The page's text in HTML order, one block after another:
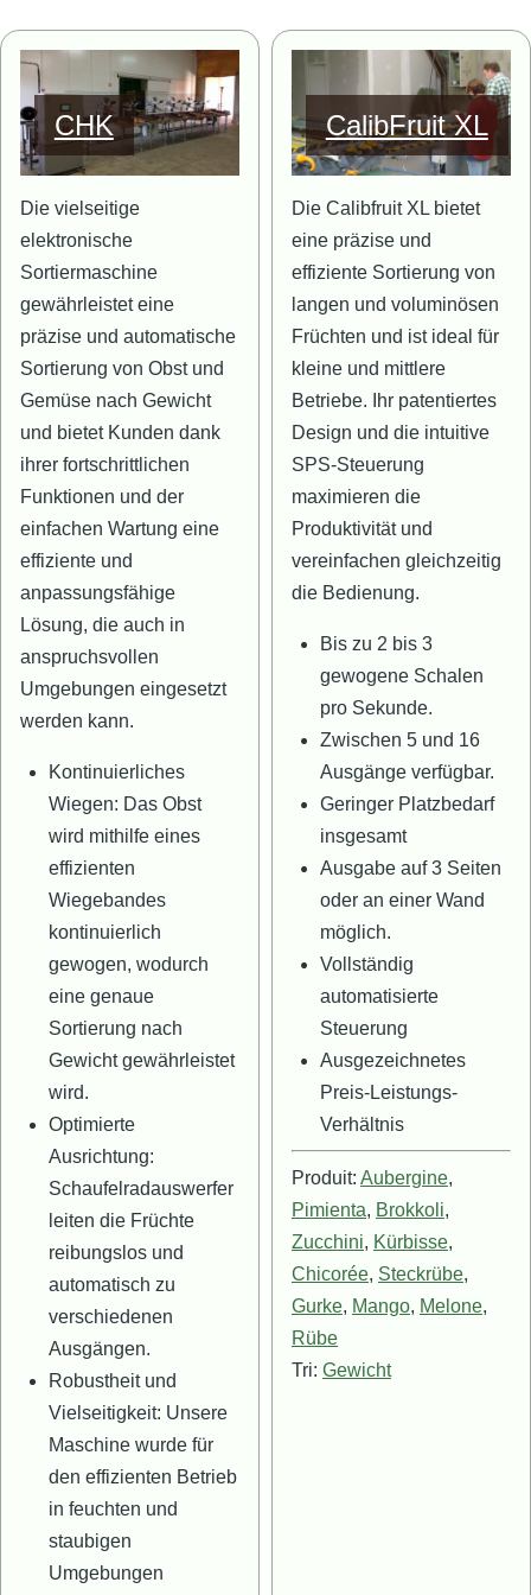
Bild
CHK
Die vielseitige
elektronische
Sortiermaschine
gewährleistet eine
präzise und automatische
Sortierung von Obst und
Gemüse nach Gewicht
und bietet Kunden dank
ihrer fortschrittlichen
Funktionen und der
einfachen Wartung eine
effiziente und
anpassungsfähige
Lösung, die auch in
anspruchsvollen
Umgebungen eingesetzt
werden kann.
Kontinuierliches
Wiegen: Das Obst
wird mithilfe eines
effizienten
Wiegebandes
kontinuierlich
gewogen, wodurch
eine genaue
Sortierung nach
Gewicht gewährleistet
wird.
Optimierte
Ausrichtung:
Schaufelradauswerfer
leiten die Früchte
reibungslos und
automatisch zu
verschiedenen
Ausgängen.
Robustheit und
Vielseitigkeit: Unsere
Maschine wurde für
den effizienten Betrieb
in feuchten und
staubigen
Umgebungen
Bild
CalibFruit XL
Die Calibfruit XL bietet
eine präzise und
effiziente Sortierung von
langen und voluminösen
Früchten und ist ideal für
kleine und mittlere
Betriebe. Ihr patentiertes
Design und die intuitive
SPS-Steuerung
maximieren die
Produktivität und
vereinfachen gleichzeitig
die Bedienung.
Bis zu 2 bis 3
gewogene Schalen
pro Sekunde.
Zwischen 5 und 16
Ausgänge verfügbar.
Geringer Platzbedarf
insgesamt
Ausgabe auf 3 Seiten
oder an einer Wand
möglich.
Vollständig
automatisierte
Steuerung
Ausgezeichnetes
Preis-Leistungs-
Verhältnis
Produit: Aubergine,
Pimienta, Brokkoli,
Zucchini, Kürbisse,
Chicorée, Steckrübe,
Gurke, Mango, Melone,
Rübe
Tri: Gewicht